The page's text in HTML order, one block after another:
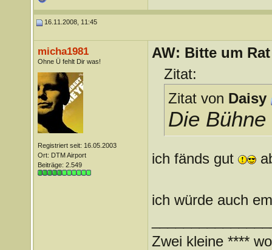
16.11.2008, 11:45
micha1981
Ohne Ü fehlt Dir was!
Registriert seit: 16.05.2003
Ort: DTM Airport
Beiträge: 2.549
AW: Bitte um Rat
Zitat:
Zitat von Daisy
Die
ich fänds gut
ich würde auch
Zwei kleine ****